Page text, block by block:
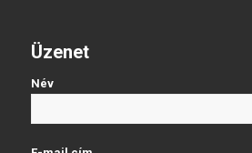
Üzenet
Név